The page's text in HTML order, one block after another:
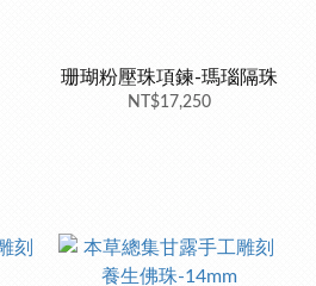
珊瑚粉壓珠項鍊-瑪瑙隔珠
NT$17,250